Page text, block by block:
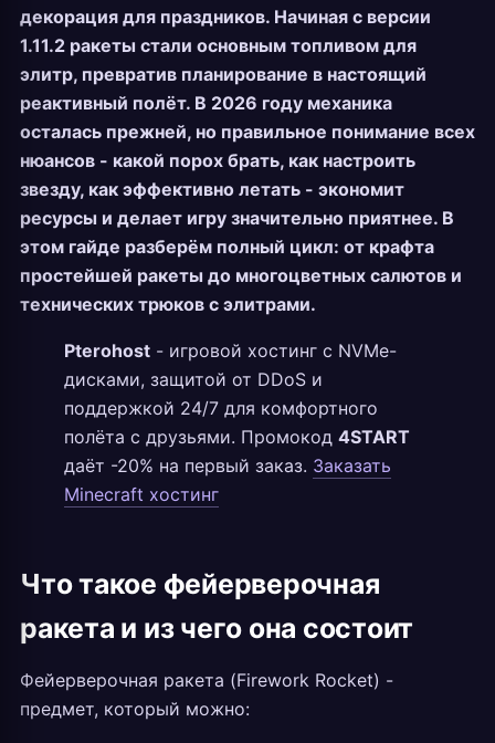
декорация для праздников. Начиная с версии
1.11.2 ракеты стали основным топливом для
элитр, превратив планирование в настоящий
реактивный полёт. В 2026 году механика
осталась прежней, но правильное понимание всех
нюансов - какой порох брать, как настроить
звезду, как эффективно летать - экономит
ресурсы и делает игру значительно приятнее. В
этом гайде разберём полный цикл: от крафта
простейшей ракеты до многоцветных салютов и
технических трюков с элитрами.
Pterohost - игровой хостинг с NVMe-
дисками, защитой от DDoS и
поддержкой 24/7 для комфортного
полёта с друзьями. Промокод 4START
даёт -20% на первый заказ. Заказать
Minecraft хостинг
Что такое фейерверочная
ракета и из чего она состоит
Фейерверочная ракета (Firework Rocket) -
предмет, который можно: